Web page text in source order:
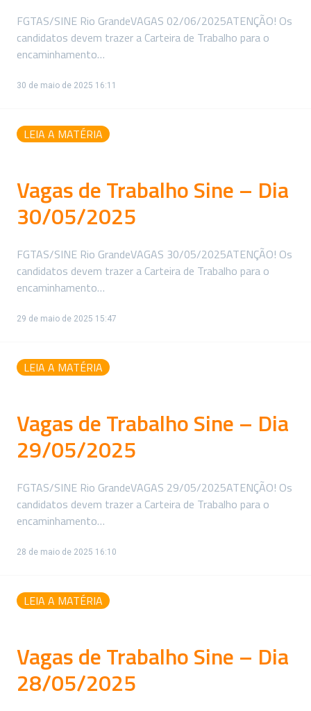
FGTAS/SINE Rio GrandeVAGAS 02/06/2025ATENÇÃO! Os
candidatos devem trazer a Carteira de Trabalho para o
encaminhamento…
30 de maio de 2025 16:11
LEIA A MATÉRIA
Vagas de Trabalho Sine – Dia
30/05/2025
FGTAS/SINE Rio GrandeVAGAS 30/05/2025ATENÇÃO! Os
candidatos devem trazer a Carteira de Trabalho para o
encaminhamento…
29 de maio de 2025 15:47
LEIA A MATÉRIA
Vagas de Trabalho Sine – Dia
29/05/2025
FGTAS/SINE Rio GrandeVAGAS 29/05/2025ATENÇÃO! Os
candidatos devem trazer a Carteira de Trabalho para o
encaminhamento…
28 de maio de 2025 16:10
LEIA A MATÉRIA
Vagas de Trabalho Sine – Dia
28/05/2025